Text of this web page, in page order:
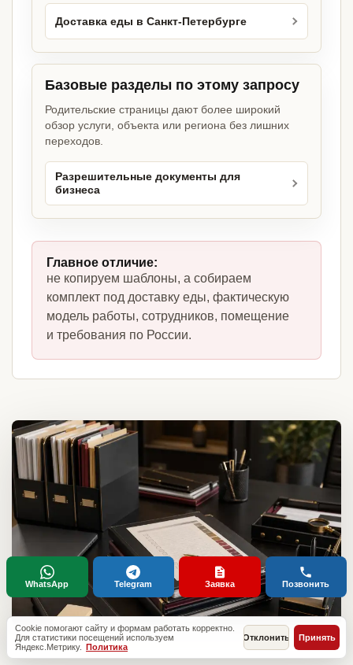
Доставка еды в Санкт-Петербурге
Базовые разделы по этому запросу
Родительские страницы дают более широкий
обзор услуги, объекта или региона без лишних
переходов.
Разрешительные документы для
бизнеса
Главное отличие:
не копируем шаблоны, а собираем
комплект под доставку еды, фактическую
модель работы, сотрудников, помещение
и требования по России.
Cookie помогают сайту и формам работать корректно.
Для статистики посещений используем
Яндекс.Метрику. Политика
Отклонить Принять
WhatsApp Telegram Заявка Позвонить